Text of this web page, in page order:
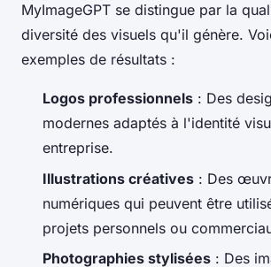
MyImageGPT se distingue par la
diversité des visuels qu'il génère.
exemples de résultats :
Logos professionnels : Des
modernes adaptés à l'identité
entreprise.
Illustrations créatives : Des
numériques qui peuvent être
projets personnels ou
Photographies stylisées : Des